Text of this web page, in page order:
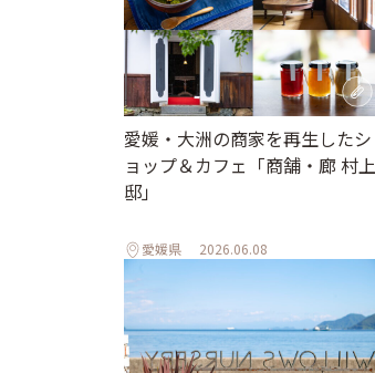
愛媛・大洲の商家を再生したシ
ョップ＆カフェ「商舗・廊 村上
邸」
愛媛県 2026.06.08